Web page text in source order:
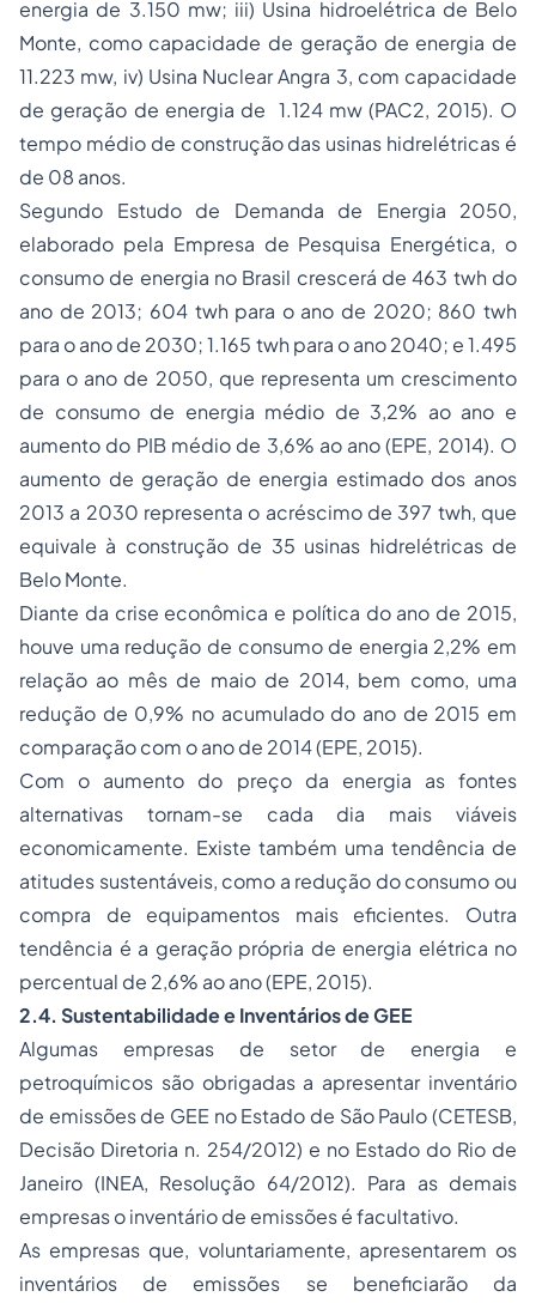
energia de 3.150 mw; iii) Usina hidroelétrica de Belo
Monte, como capacidade de geração de energia de
11.223 mw, iv) Usina Nuclear Angra 3, com capacidade
de geração de energia de 1.124 mw (PAC2, 2015). O
tempo médio de construção das usinas hidrelétricas é
de 08 anos.
Segundo Estudo de Demanda de Energia 2050,
elaborado pela Empresa de Pesquisa Energética, o
consumo de energia no Brasil crescerá de 463 twh do
ano de 2013; 604 twh para o ano de 2020; 860 twh
para o ano de 2030; 1.165 twh para o ano 2040; e 1.495
para o ano de 2050, que representa um crescimento
de consumo de energia médio de 3,2% ao ano e
aumento do PIB médio de 3,6% ao ano (EPE, 2014). O
aumento de geração de energia estimado dos anos
2013 a 2030 representa o acréscimo de 397 twh, que
equivale à construção de 35 usinas hidrelétricas de
Belo Monte.
Diante da crise econômica e política do ano de 2015,
houve uma redução de consumo de energia 2,2% em
relação ao mês de maio de 2014, bem como, uma
redução de 0,9% no acumulado do ano de 2015 em
comparação com o ano de 2014 (EPE, 2015).
Com o aumento do preço da energia as fontes
alternativas tornam-se cada dia mais viáveis
economicamente. Existe também uma tendência de
atitudes sustentáveis, como a redução do consumo ou
compra de equipamentos mais eficientes. Outra
tendência é a geração própria de energia elétrica no
percentual de 2,6% ao ano (EPE, 2015).
2.4. Sustentabilidade e Inventários de GEE
Algumas empresas de setor de energia e
petroquímicos são obrigadas a apresentar inventário
de emissões de GEE no Estado de São Paulo (CETESB,
Decisão Diretoria n. 254/2012) e no Estado do Rio de
Janeiro (INEA, Resolução 64/2012). Para as demais
empresas o inventário de emissões é facultativo.
As empresas que, voluntariamente, apresentarem os
inventários de emissões se beneficiarão da